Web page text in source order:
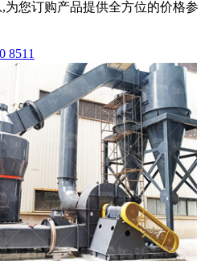
为您订购产品提供全方位的价格参
8511